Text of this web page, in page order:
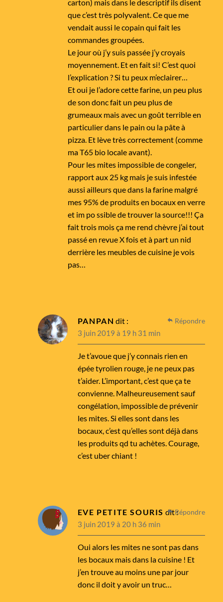
carton) mais dans le descriptif ils disent
que c’est très polyvalent. Ce que me
vendait aussi le copain qui fait les
commandes groupées.
Le jour où j’y suis passée j’y croyais
moyennement. Et en fait si! C’est quoi
l’explication ? Si tu peux m’eclairer…
Et oui je l’adore cette farine, un peu plus
de son donc fait un peu plus de
grumeaux mais avec un goût terrible en
particulier dans le pain ou la pâte à
pizza. Et lève très correctement (comme
ma T65 bio locale avant).
Pour les mites impossible de congeler,
rapport aux 25 kg mais je suis infestée
aussi ailleurs que dans la farine malgré
mes 95% de produits en bocaux en verre
et im po ssible de trouver la source!!! Ça
fait trois mois ça me rend chèvre j’ai tout
passé en revue X fois et à part un nid
derrière les meubles de cuisine je vois
pas…
PANPAN dit :
3 juin 2019 à 19 h 31 min
Je t’avoue que j’y connais rien en
épée tyrolien rouge, je ne peux pas
t’aider. L’important, c’est que ça te
convienne. Malheureusement sauf
congélation, impossible de prévenir
les mites. Si elles sont dans les
bocaux, c’est qu’elles sont déjà dans
les produits qd tu achètes. Courage,
c’est uber chiant !
Répondre
EVE PETITE SOURIS dit :
3 juin 2019 à 20 h 36 min
Oui alors les mites ne sont pas dans
les bocaux mais dans la cuisine ! Et
j’en trouve au moins une par jour
donc il doit y avoir un truc…
Répondre